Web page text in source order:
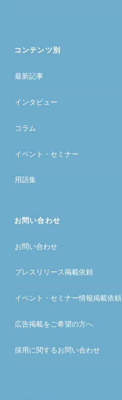
コンテンツ別
最新記事
インタビュー
コラム
イベント・セミナー
用語集
お問い合わせ
お問い合わせ
プレスリリース掲載依頼
イベント・セミナー情報掲載依頼
広告掲載をご希望の方へ
採用に関するお問い合わせ